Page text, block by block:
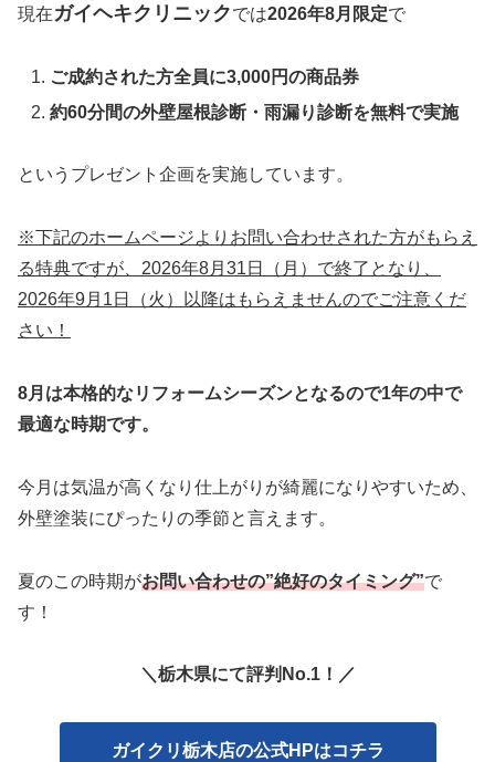
現在ガイヘキクリニックでは2026年8月限定で
ご成約された方全員に3,000円の商品券
約60分間の外壁屋根診断・雨漏り診断を無料で実施
というプレゼント企画を実施しています。
※下記のホームページよりお問い合わせされた方がもらえ
る特典ですが、2026年8月31日（月）で終了となり、
2026年9月1日（火）以降はもらえませんのでご注意くだ
さい！
8月は本格的なリフォームシーズンとなるので1年の中で
最適な時期です。
今月は気温が高くなり仕上がりが綺麗になりやすいため、
外壁塗装にぴったりの季節と言えます。
夏のこの時期がお問い合わせの”絶好のタイミング”で
す！
＼栃木県にて評判No.1！／
ガイクリ栃木店の公式HPはコチラ